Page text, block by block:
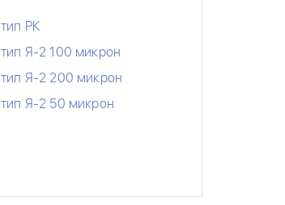
тип РК
тип Я-2 100 микрон
тип Я-2 200 микрон
тип Я-2 50 микрон